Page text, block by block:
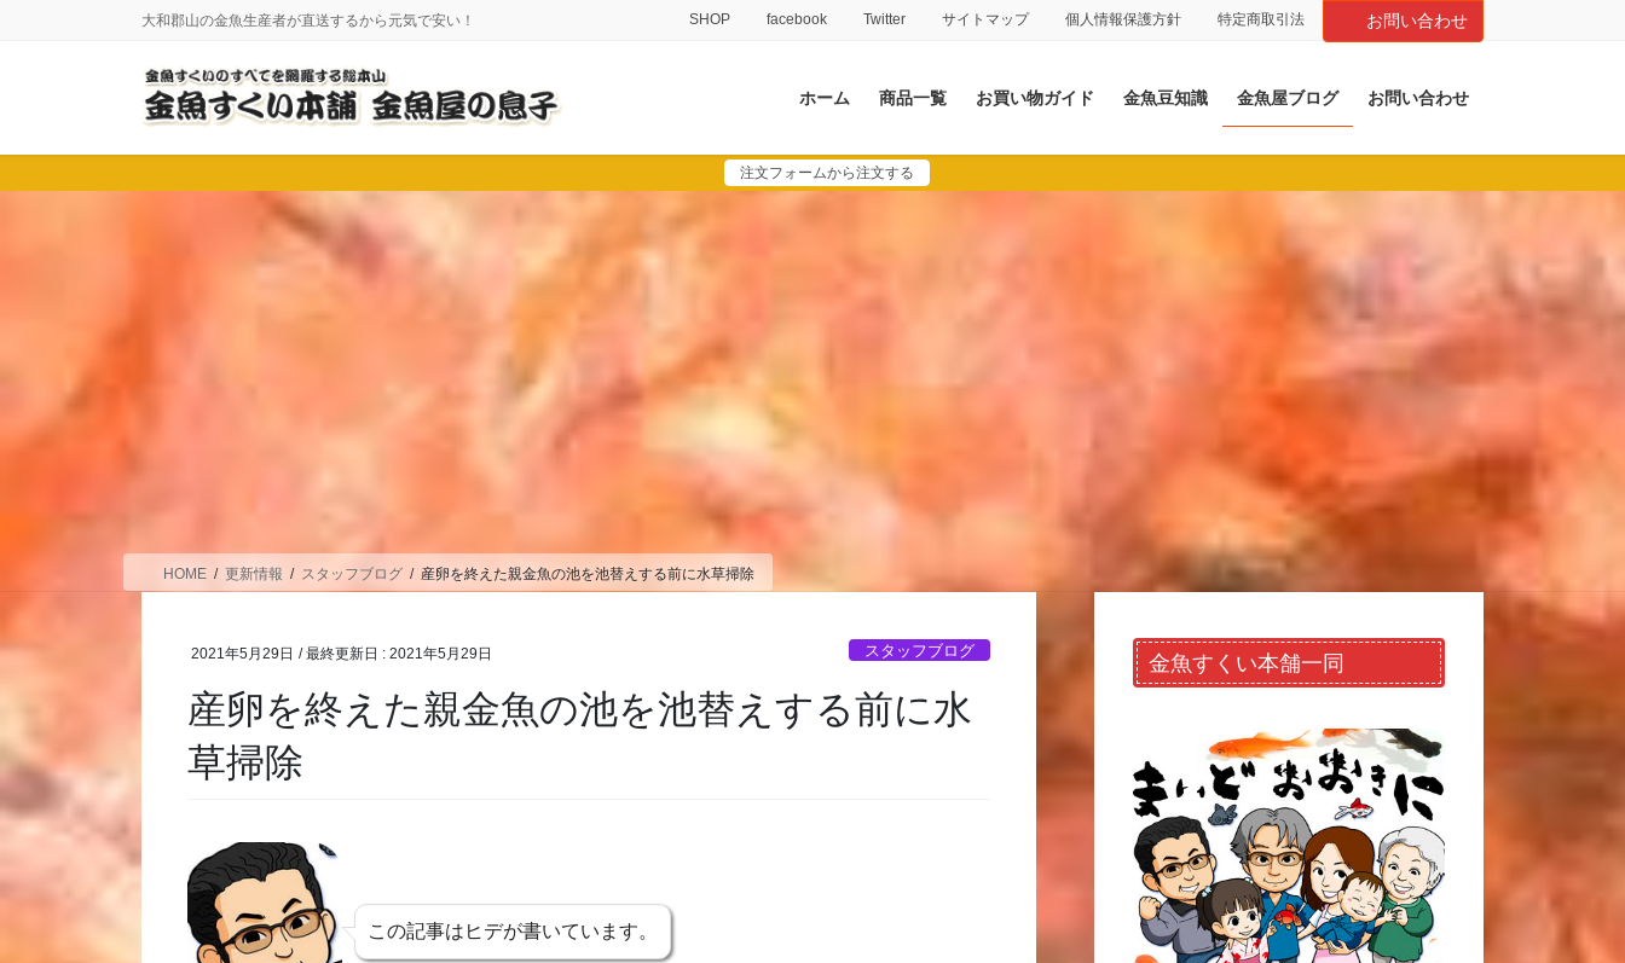
に
移
ョ
ン
大和郡山の金魚生産者が直送するから元気で安い！ SHOP facebook Twitter サイトマップ 個人情報保護方針 特定商取引法 お問い合わせ
ホーム 商品一覧 お買い物ガイド 金魚豆知識 金魚屋ブログ お問い合わせ
注文フォームから注文する
HOME 更新情報 スタッフブログ 産卵を終えた親金魚の池を池替えする前に水草掃除
2021年5月29日 / 最終更新日 :2021年5月29日 スタッフブログ
産卵を終えた親金魚の池を池替えする前に水
草掃除
この記事はヒデが書いています。
金魚すくい本舗一同